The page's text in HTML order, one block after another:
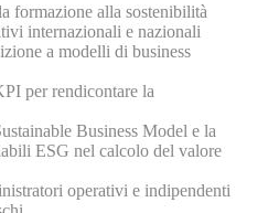
formazione alla sostenibilità
internazionali e nazionali
a modelli di business
per rendicontare la
Business Model e la
ESG nel calcolo del valore
operativi e indipendenti